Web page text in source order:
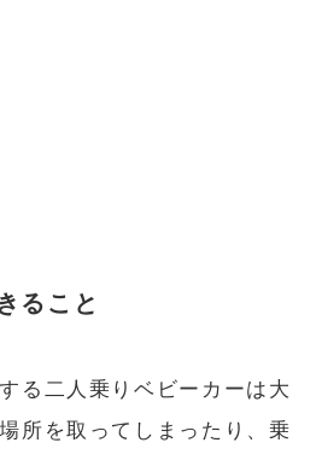
ること
る二人乗りベビーカーは大
所を取ってしまったり、乗